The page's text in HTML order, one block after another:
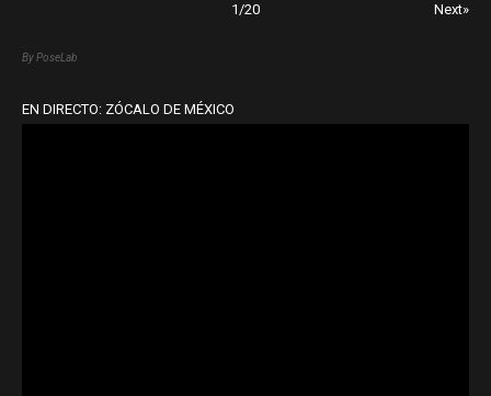
1/20 Next»
By PoseLab
EN DIRECTO: ZÓCALO DE MÉXICO